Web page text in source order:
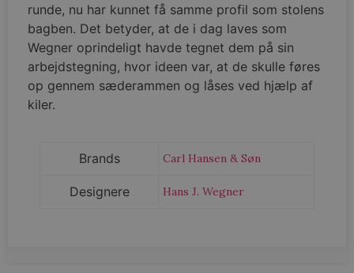
runde, nu har kunnet få samme profil som stolens
bagben. Det betyder, at de i dag laves som
Wegner oprindeligt havde tegnet dem på sin
arbejdstegning, hvor ideen var, at de skulle føres
op gennem sæderammen og låses ved hjælp af
kiler.
Brands Carl Hansen & Søn
Designere Hans J. Wegner
wp_woocommerce_session_[abcdef0123456789]
{32}